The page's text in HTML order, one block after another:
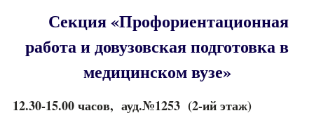
Секция «Профориентационная
работа и довузовская подготовка в
медицинском вузе»
12.30-15.00 часов, ауд.№1253 (2-ий этаж)